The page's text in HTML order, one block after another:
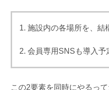
施設内の各場所を、結
会員専用SNSも導入予
この2要素を同時にやるっ